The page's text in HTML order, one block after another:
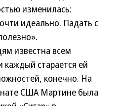
изменилась:
идеально. Падать с
известна всем
каждый старается ей
конечно. На
США Мартине была